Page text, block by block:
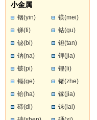
小金属
铟(yin)
镁(mei)
锑(ti)
钴(gu)
铋(bi)
钽(tan)
钠(na)
钾(jia)
铍(pi)
锂(li)
镉(ge)
锗(zhe)
铪(ha)
镓(jia)
碲(di)
铼(lai)